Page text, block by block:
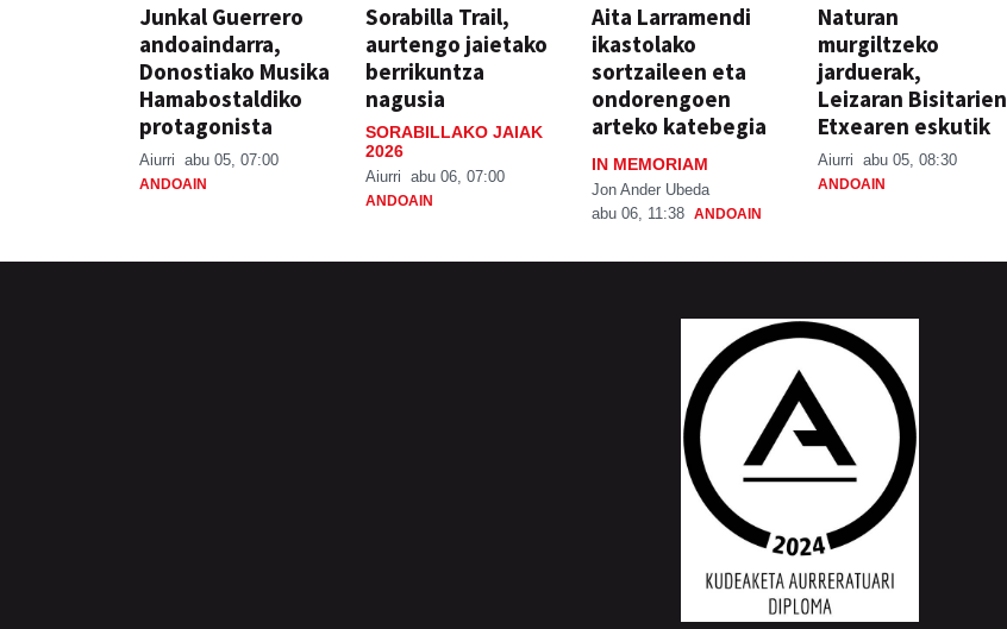
Junkal Guerrero
andoaindarra,
Donostiako Musika
Hamabostaldiko
protagonista
Aiurri abu 05, 07:00
ANDOAIN
Sorabilla Trail,
aurtengo jaietako
berrikuntza
nagusia
SORABILLAKO JAIAK
2026
Aiurri abu 06, 07:00
ANDOAIN
Aita Larramendi
ikastolako
sortzaileen eta
ondorengoen
arteko katebegia
IN MEMORIAM
Jon Ander Ubeda
abu 06, 11:38 ANDOAIN
Naturan
murgiltzeko
jarduerak,
Leizaran Bisitarien
Etxearen eskutik
Aiurri abu 05, 08:30
ANDOAIN